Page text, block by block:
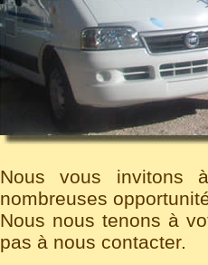
Nous vous invitons
nombreuses
Nous nous tenons à
pas à nous contacter.